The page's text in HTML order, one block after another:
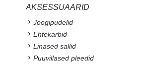
AKSESSUAARID
Joogipudelid
Ehtekarbid
Linased sallid
Puuvillased pleedid